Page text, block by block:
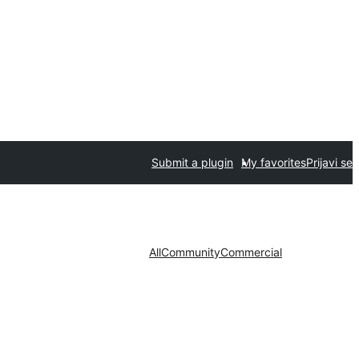
Submit a plugin My favoritesPrijavi se
AllCommunityCommercial